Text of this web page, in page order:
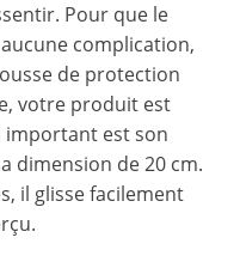
Pour que le
complication,
de protection
votre produit est
important est son
dimension de 20 cm.
il glisse facilement